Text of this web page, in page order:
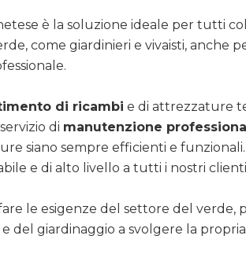
è la soluzione ideale per tutti
come giardinieri e vivaisti, anche
di ricambi e di attrezzature
di manutenzione
siano sempre efficienti e
e di alto livello a tutti i nostri
le esigenze del settore del verde,
del giardinaggio a svolgere la propria